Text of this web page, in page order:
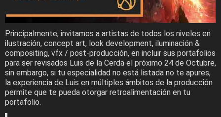
Principalmente, invitamos a artistas de todos los niveles en
ilustración, concept art, look development, iluminación &
compositing, vfx / post-producción, en incluir sus portafolios
para ser revisados Luis de la Cerda el próximo 24 de Octubre,
sin embargo, si tu especialidad no está listada no te apures,
la experiencia de Luis en múltiples ámbitos de la producción
permite que te pueda otorgar retroalimentación en tu
portafolio.